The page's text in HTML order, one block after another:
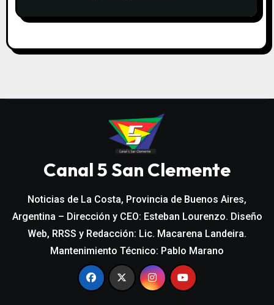
Canal 5 San Clemente
Noticias de La Costa, Provincia de Buenos Aires,
Argentina – Dirección y CEO: Esteban Lourenzo. Diseño
Web, RRSS y Redacción: Lic. Macarena Landeira.
Mantenimiento Técnico: Pablo Marano